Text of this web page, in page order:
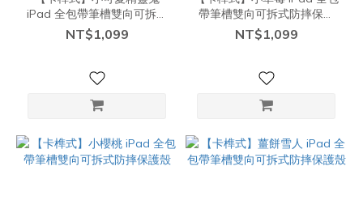
iPad 全包帶筆槽雙向可拆式
防摔保護殼
NT$1,099
帶筆槽雙向可拆式防摔保護
殼
NT$1,099